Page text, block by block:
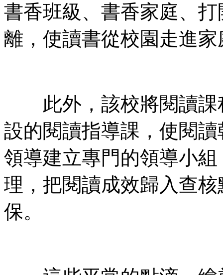
書香班級、書香家庭、
離，使讀書從校園走進
此外，該校將閱讀課
設的閱讀指導課，使閱
領導建立專門的領導小
理，把閱讀成效歸入查
保。